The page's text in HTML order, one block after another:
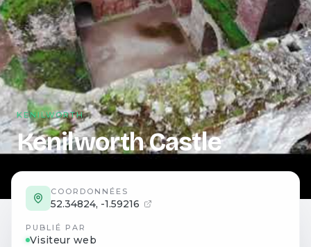
KENILWORTH
Kenilworth Castle
COORDONNÉES
52.34824, -1.59216
PUBLIÉ PAR
Visiteur web